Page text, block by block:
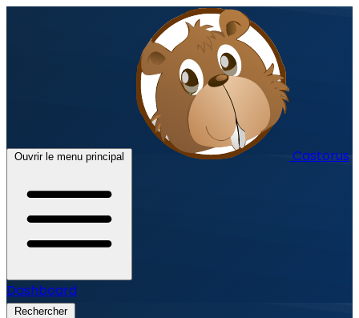
Ouvrir le menu principal Castorus
Dashboard
Rechercher